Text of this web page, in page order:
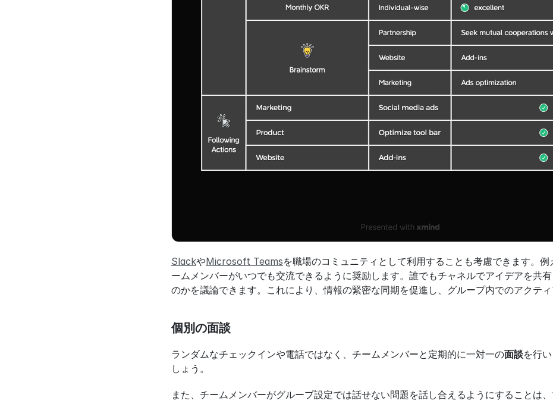
SlackやMicrosoft Teamsを職場のコミュニティとして利用することも考慮できます。
ームメンバーがいつでも交流できるように奨励します。誰でもチャネルでアイデアを共
のかを議論できます。これにより、情報の緊密な同期を促進し、グループ内でのアクティ
個別の面談
ランダムなチェックインや電話ではなく、チームメンバーと定期的に一対一の面談を行
しょう。
また、チームメンバーがグループ設定では話せない問題を話し合えるようにすることは、